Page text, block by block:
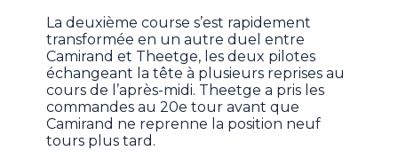
La deuxième course s’est rapidement
transformée en un autre duel entre
Camirand et Theetge, les deux pilotes
échangeant la tête à plusieurs reprises au
cours de l’après-midi. Theetge a pris les
commandes au 20e tour avant que
Camirand ne reprenne la position neuf
tours plus tard.